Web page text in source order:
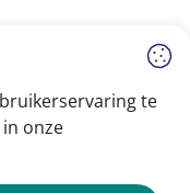
te
onze